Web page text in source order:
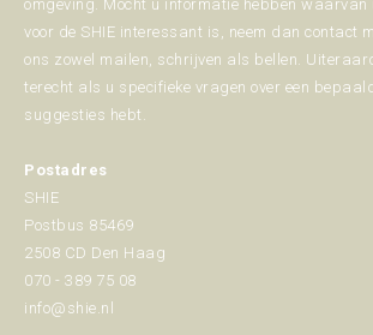
omgeving. Mocht u informatie hebben
voor de SHIE interessant is, neem dan contact
ons zowel mailen, schrijven als bellen.
terecht als u specifieke vragen over een
suggesties hebt.
Postadres
SHIE
Postbus 85469
2508 CD Den Haag
070 - 389 75 08
info@shie.nl